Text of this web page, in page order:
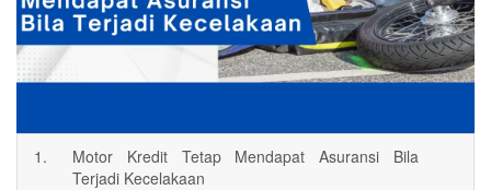
1.
Motor Kredit Tetap Mendapat Asuransi Bila
Terjadi Kecelakaan